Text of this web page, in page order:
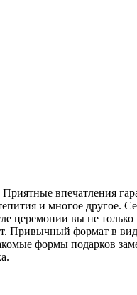
впечатления
и многое другое.
церемонии вы не
Привычный формат в
формы подарков